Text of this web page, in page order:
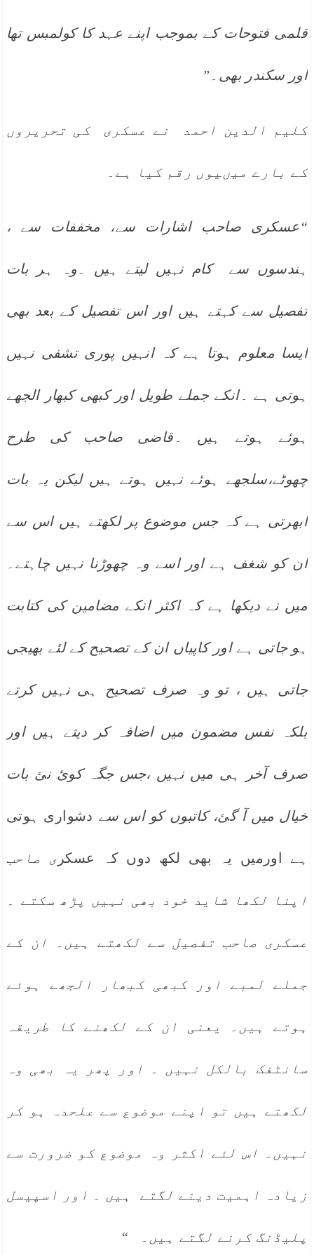
قلمی فتوحات کے بموجب اپنے عہد کا کولمبس تھا
اور سکندر بھی۔”
کلیم الدین احمد نے عسکری کی تحریروں
کے بارے میںیوں رقم کیا ہے۔
“عسکری صاحب اشارات سے، مخففات سے ،
ہندسوں سے کام نہیں لیتے ہیں ۔وہ ہر بات
تفصیل سے کہتے ہیں اور اس تفصیل کے بعد بھی
ایسا معلوم ہوتا ہے کہ انہیں پوری تشفی نہیں
ہوتی ہے ۔انکے جملے طویل اور کبھی کبھار الجھے
ہوئے ہوتے ہیں ۔قاضی صاحب کی طرح
چھوٹے،سلجھے ہوئے نہیں ہوتے ہیں لیکن یہ بات
ابھرتی ہے کہ جس موضوع پر لکھتے ہیں اس سے
ان کو شغف ہے اور اسے وہ چھوڑنا نہیں چاہتے۔
میں نے دیکھا ہے کہ اکثر انکے مضامین کی کتابت
ہو جاتی ہے اور کاپیاں ان کے تصحیح کے لئے بھیجی
جاتی ہیں ، تو وہ صرف تصحیح ہی نہیں کرتے
بلکہ نفس مضمون میں اضافہ کر دیتے ہیں اور
صرف آخر ہی میں نہیں ،جس جگہ کوئ نئ بات
خیال میں آ گئ، کاتبوں کو اس سے دشواری ہوتی
ہے اورمیں یہ بھی لکھ دوں کہ عسکر ی صاحب
اپنا لکھا شاید خود بھی نہیں پڑھ سکتے ۔
عسکری صاحب تفصیل سے لکھتے ہیں۔ ان کے
جملے لمبے اور کبھی کبھار الجھے ہوئے
ہوتے ہیں۔ یعنی ان کے لکھنے کا طریقہ
سا‏نٹفک بالکل نہیں ۔ اور پھر یہ بھی وہ
لکھتے ہیں تو اپنے موضوع سے علحدہ ہو کر
نہیں۔ اس لئے اکثر وہ موضوع کو ضرورت سے
زیادہ اہمیت دینے لگتے ہیں ۔ اور اسپیسل
پلیڈنگ کرنے لگتے ہیں۔ “